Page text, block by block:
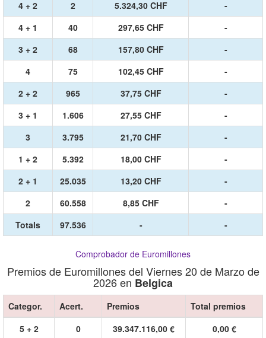
4 + 2 2 5.324,30 CHF
-
4 + 1
40 297,65 CHF
-
3 + 2
68 157,80 CHF
-
4
75 102,45 CHF
-
2 + 2
965 37,75 CHF
-
3 + 1
1.606 27,55 CHF
-
3
3.795 21,70 CHF
-
1 + 2
5.392 18,00 CHF
-
2 + 1
25.035 13,20 CHF
-
2
60.558 8,85 CHF
-
Totals
97.536 - -
Comprobador de Euromillones
Premios de Euromillones del Viernes 20 de Marzo de
2026 en Belgica
Categor. Acert. Premios
Total premios
5 + 2
0 39.347.116,00 €
0,00 €